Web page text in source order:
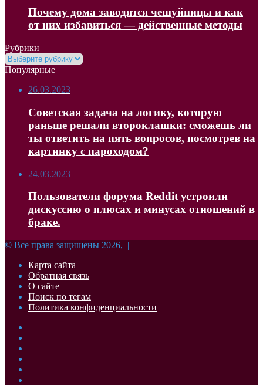
Почему дома заводятся чешуйницы и как
от них избавиться — действенные методы
Рубрики
Рубрики
Популярные
26.03.2023
Советская задача на логику, которую
раньше решали второклашки: сможешь ли
ты ответить на пять вопросов, посмотрев на
картинку с пароходом?
24.03.2023
Пользователи форума Reddit устроили
дискуссию о плюсах и минусах отношений в
браке.
© Все права защищены 2026, |
Карта сайта
Обратная связь
О сайте
Поиск по тегам
Политика конфиденциальности